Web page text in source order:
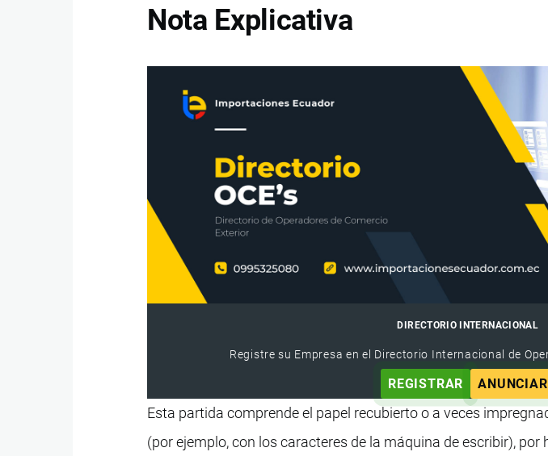
Nota Explicativa
DIRECTORIO INTERNACIONAL
Registre su Empresa en el Directorio Internacional de
REGISTRAR ANUNCIAR
Esta partida comprende el papel recubierto o a veces
(por ejemplo, con los caracteres de la máquina de escribir),